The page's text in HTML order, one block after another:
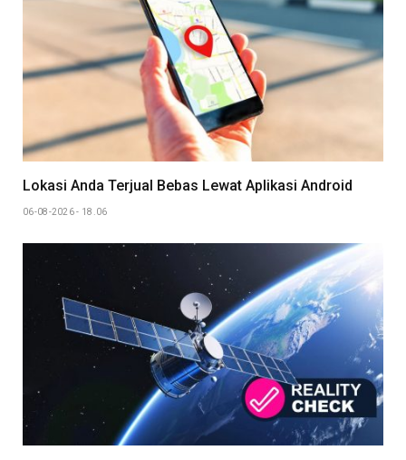
Lokasi Anda Terjual Bebas Lewat Aplikasi Android
06-08-2026 - 18.06